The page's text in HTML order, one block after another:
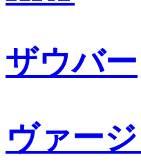
ザウバー
ヴァー